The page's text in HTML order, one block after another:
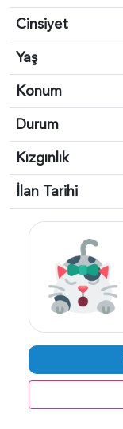
Cinsiyet
Yaş
Konum
Durum
Kızgınlık
İlan Tarihi